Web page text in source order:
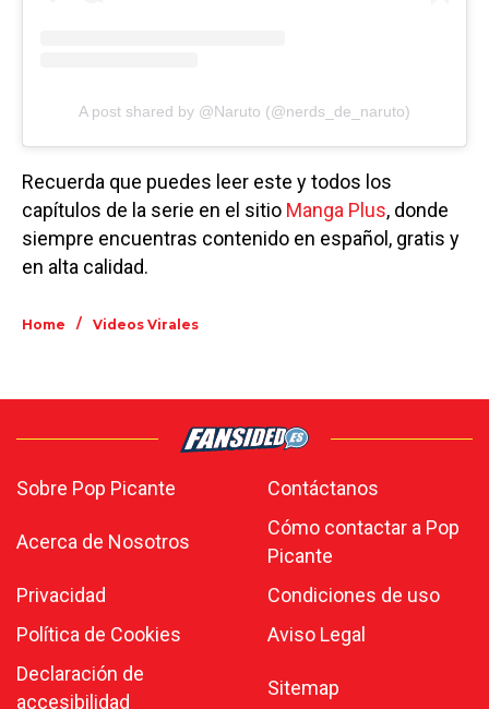
A post shared by @Naruto (@nerds_de_naruto)
Recuerda que puedes leer este y todos los
capítulos de la serie en el sitio Manga Plus, donde
siempre encuentras contenido en español, gratis y
en alta calidad.
Home / Videos Virales
Sobre Pop Picante Contáctanos
Acerca de Nosotros
Cómo contactar a Pop
Picante
Privacidad
Condiciones de uso
Política de Cookies
Aviso Legal
Declaración de
accesibilidad
Sitemap